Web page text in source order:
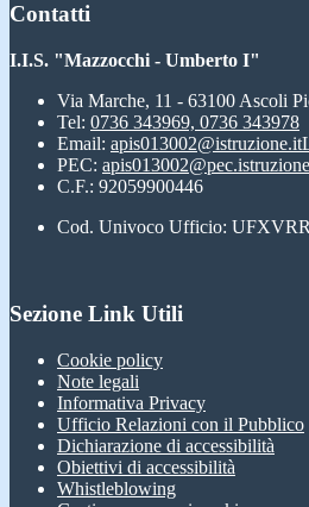
Contatti
I.I.S. "Mazzocchi - Umberto I"
Via Marche, 11 - 63100 Ascoli
Tel: 0736 343969, 0736 343978
Email: apis013002@istruzione.it
PEC:
C.F.: 92059900446
Cod. Univoco Ufficio: UFXVRR
Sezione Link Utili
Cookie policy
Note legali
Informativa Privacy
Ufficio Relazioni con il Pubblico
Dichiarazione di accessibilità
Obiettivi di accessibilità
Whistleblowing